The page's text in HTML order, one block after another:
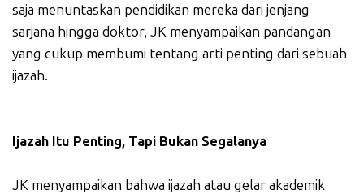
saja menuntaskan pendidikan mereka dari jenjang
sarjana hingga doktor, JK menyampaikan pandangan
yang cukup membumi tentang arti penting dari sebuah
ijazah.
Ijazah Itu Penting, Tapi Bukan Segalanya
JK menyampaikan bahwa ijazah atau gelar akademik